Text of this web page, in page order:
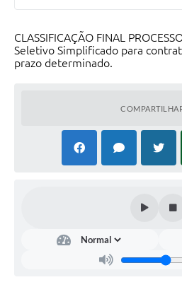
CLASSIFICAÇÃO FINAL
Seletivo Simplificado para
prazo determinado.